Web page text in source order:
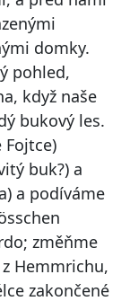
domky.
pohled,
když naše
bukový les.
Fojtce)
buk?) a
a podíváme
změňme
Hemmrichu,
zakončené